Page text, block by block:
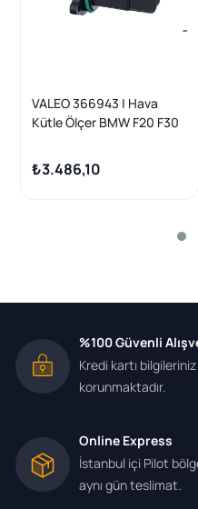
VALEO 366943 | Hava
Kütle Ölçer BMW F20 F30
₺3.486,10
%100 Güvenli
Kredi kartı
korunmaktadır.
Online Express
İstanbul içi Pilot
aynı gün teslimat.